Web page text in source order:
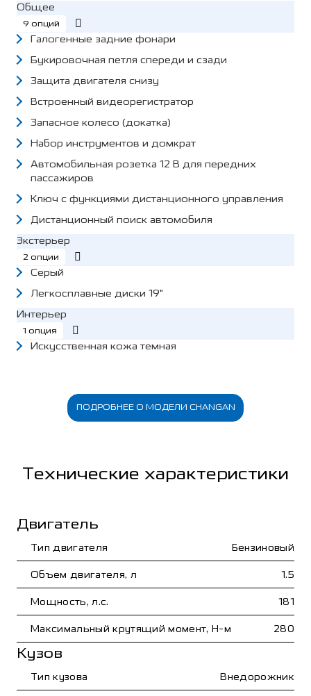
Общее
9 опций
Галогенные задние фонари
Букировочная петля спереди и сзади
Защита двигателя снизу
Встроенный видеорегистратор
Запасное колесо (докатка)
Набор инструментов и домкрат
Автомобильная розетка 12 В для передних
пассажиров
Ключ с функциями дистанционного управления
Дистанционный поиск автомобиля
Экстерьер
2 опции
Серый
Легкосплавные диски 19"
Интерьер
1 опция
Искусственная кожа темная
ПОДРОБНЕЕ О МОДЕЛИ CHANGAN
Технические характеристики
Двигатель
Тип двигателя Бензиновый
Объем двигателя, л 1.5
Мощность, л.с. 181
Максимальный крутящий момент, Н-м 280
Кузов
Тип кузова Внедорожник